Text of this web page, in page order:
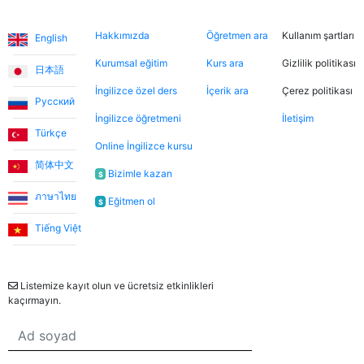
Dersler, öğretmen-öğrenci ilişkisinden çok arkadaşlık
havasında geçiyor.
Ece T.
Emma, kızıma İngilizceyi çok eğlenceli yöntemlerle
öğretiyor. Her zaman neşeli ve bu dersleri daha keyifli
hale getiriyor. Bu uygulama sayesinde Emma ile
tanışmamızı ve bize İngilizce öğretmesini büyük bir
şans olarak görüyorum.
Utku S.
Umut Hoca ile çalıştım. Türkçe desteksiz iletişim
English
日本語
Русский
Türkçe
简体中文
ภาษาไทย
Tiếng Việt
Hakkımızda
Kurumsal eğitim
İngilizce özel ders
İngilizce öğretmeni
Online İngilizce kursu
$ Bizimle kazan
$ Eğitmen ol
Öğretmen ara
Kurs ara
İçerik ara
Kullanım şartları
Gizlilik politikası
Çerez politikası
İletişim
Listemize kayıt olun ve ücretsiz etkinlikleri
kaçırmayın.